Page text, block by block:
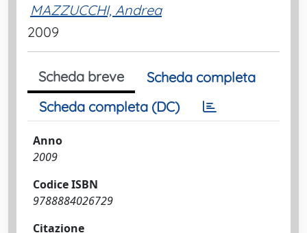
MAZZUCCHI, Andrea
2009
Scheda breve
Scheda completa
Scheda completa (DC)
Anno
2009
Codice ISBN
9788884026729
Citazione